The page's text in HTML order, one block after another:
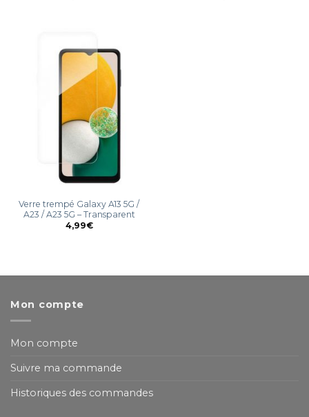
Verre trempé Galaxy A13 5G /
A23 / A23 5G – Transparent
4,99€
Mon compte
Mon compte
Suivre ma commande
Historiques des commandes